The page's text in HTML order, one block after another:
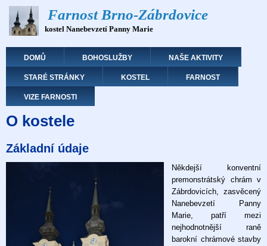
Přejít
hlavnímu
Farnost Brno-Zábrdovice
kostel Nanebevzetí Panny Marie
Hlavní navigace
DOMŮ BOHOSLUŽBY NAŠE AKTIVITY
STARÉ STRÁNKY KOSTEL FARNOST
VIZE FARNOSTI
O kostele
Základní údaje
Někdejší konventní
premonstrátský chrám v
Zábrdovicích, zasvěcený
Nanebevzetí Panny
Marie, patří mezi
nejhodnotnější raně
barokní chrámové stavby